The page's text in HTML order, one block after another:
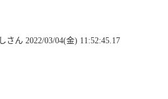
さん 2022/03/04(金) 11:52:45.17